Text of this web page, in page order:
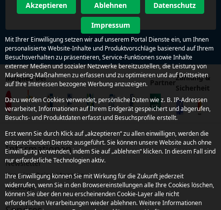
Mitglied bei Partner
Zahlung &
Sicherheit
Informationen
Newsletter
Kroatien Reise-Magazin
Kataloge
Akzeptieren Ablehnen Datenschutz
Impressum
Mit Ihrer Einwilligung setzen wir auf unserem Portal Dienste ein, um Ihnen
personalisierte Website-Inhalte und Produktvorschläge basierend auf Ihrem
Besuchsverhalten zu präsentieren, Service-Funktionen sowie Inhalte
externer Medien und sozialer Netzwerke bereitzustellen, die Leistung von
Marketing-Maßnahmen zu erfassen und zu optimieren und auf Drittseiten
auf Ihre Interessen bezogene Werbung anzuzeigen.
Dazu werden Cookies verwendet, persönliche Daten wie z. B. IP-Adressen
verarbeitet, Informationen auf Ihrem Endgerät gespeichert und abgerufen,
Besuchs- und Produktdaten erfasst und Besuchsprofile erstellt.
Erst wenn Sie durch Klick auf „akzeptieren“ zu allen einwilligen, werden die
entsprechenden Dienste ausgeführt. Sie können unsere Website auch ohne
Einwilligung verwenden, indem Sie auf „ablehnen“ klicken. In diesem Fall sind
nur erforderliche Technologien aktiv.
Ihre Einwilligung können Sie mit Wirkung für die Zukunft jederzeit
widerrufen, wenn Sie in den Browsereinstellungen alle Ihre Cookies löschen,
können Sie über den neu erscheinenden Cookie-Layer alle nicht
erforderlichen Verarbeitungen wieder ablehnen. Weitere Informationen